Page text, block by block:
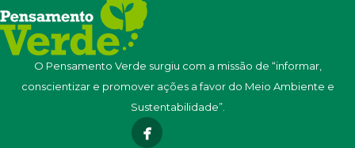
O Pensamento Verde surgiu com a missão de “informar,
conscientizar e promover ações a favor do Meio Ambiente e
Sustentabilidade”.